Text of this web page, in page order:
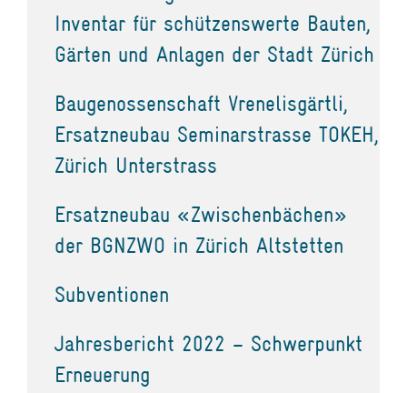
Inventar für schützenswerte Bauten,
Gärten und Anlagen der Stadt Zürich
Baugenossenschaft Vrenelisgärtli,
Ersatzneubau Seminarstrasse TOKEH,
Zürich Unterstrass
Ersatzneubau «Zwischenbächen»
der BGNZWO in Zürich Altstetten
Subventionen
Jahresbericht 2022 – Schwerpunkt
Erneuerung